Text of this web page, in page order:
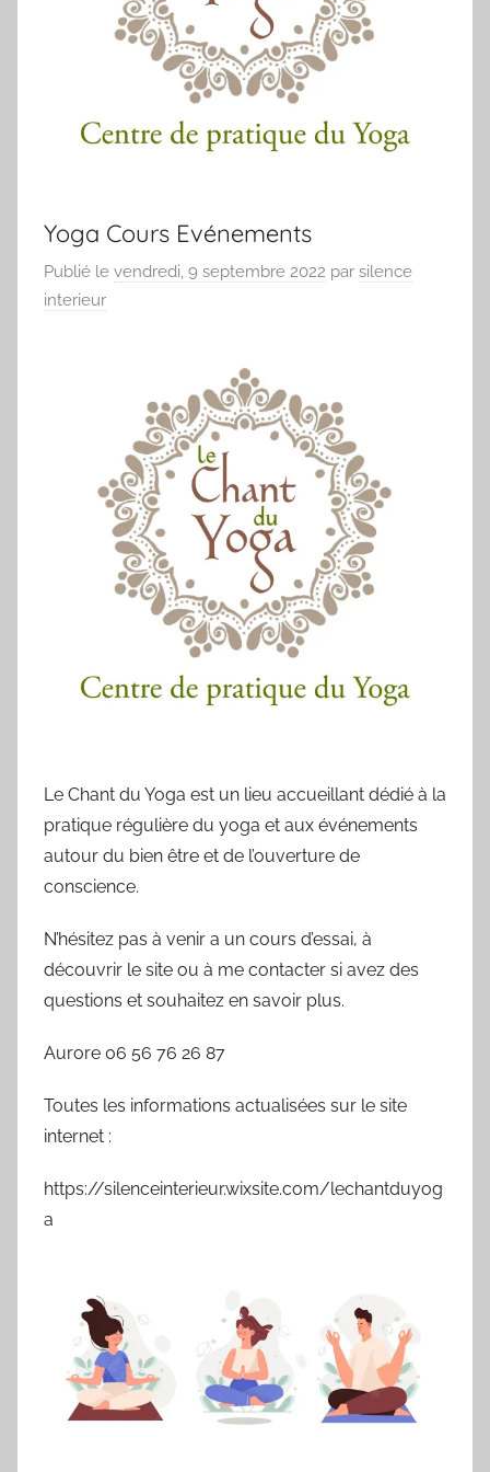
Yoga Cours Evénements
Publié le vendredi, 9 septembre 2022 par silence
interieur
Le Chant du Yoga est un lieu accueillant dédié à la
pratique régulière du yoga et aux événements
autour du bien être et de l’ouverture de
conscience.
N’hésitez pas à venir a un cours d’essai, à
découvrir le site ou à me contacter si avez des
questions et souhaitez en savoir plus.
Aurore 06 56 76 26 87
Toutes les informations actualisées sur le site
internet :
https://silenceinterieur.wixsite.com/lechantduyog
a